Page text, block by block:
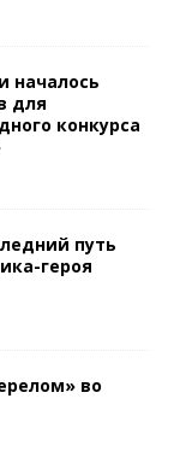
началось
для
конкурса
путь
героя
во